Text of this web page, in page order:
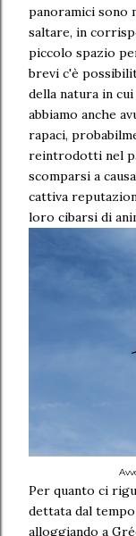
panoramici sono
saltare, in
piccolo spazio
brevi c'è
della natura in
abbiamo anche
rapaci,
reintrodotti nel
scomparsi a
cattiva
loro cibarsi di
Per quanto ci
dettata dal
alloggiando a